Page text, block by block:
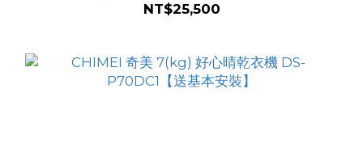
NT$25,500